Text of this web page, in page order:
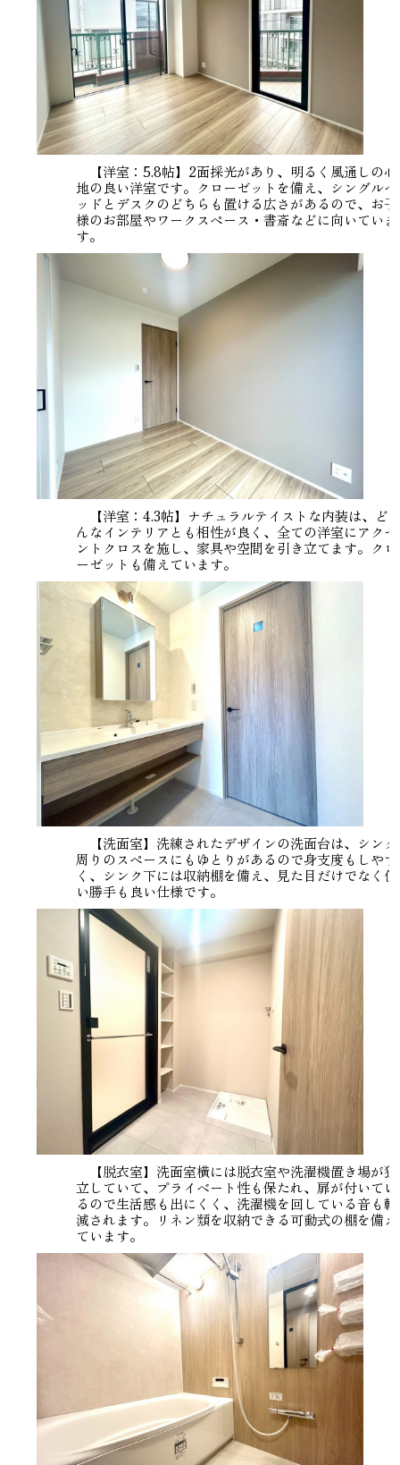
【洋室：5.8帖】2面採光があり、明るく風通しの心
地の良い洋室です。クローゼットを備え、シングルベ
ッドとデスクのどちらも置ける広さがあるので、お子
様のお部屋やワークスペース・書斎などに向いていま
す。
【洋室：4.3帖】ナチュラルテイストな内装は、ど
んなインテリアとも相性が良く、全ての洋室にアクセ
ントクロスを施し、家具や空間を引き立てます。クロ
ーゼットも備えています。
【洗面室】洗練されたデザインの洗面台は、シンク
周りのスペースにもゆとりがあるので身支度もしやす
く、シンク下には収納棚を備え、見た目だけでなく使
い勝手も良い仕様です。
【脱衣室】洗面室横には脱衣室や洗濯機置き場が独
立していて、プライベート性も保たれ、扉が付いてい
るので生活感も出にくく、洗濯機を回している音も軽
減されます。リネン類を収納できる可動式の棚を備え
ています。